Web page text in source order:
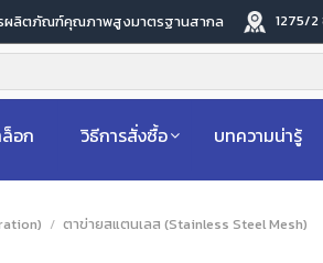
รผลิตภัณฑ์คุณภาพสูงมาตรฐานสากล 1275/2
อก วิธีการสั่งซื้อ บทความน่ารู้
/ ตาข่ายสแตนเลส (Stainless Steel Mesh)